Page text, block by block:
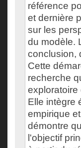
référence
et dernière
sur les
du modèle.
conclusion,
Cette
recherche
exploratoire
Elle intègre
empirique
démontre
l'objectif